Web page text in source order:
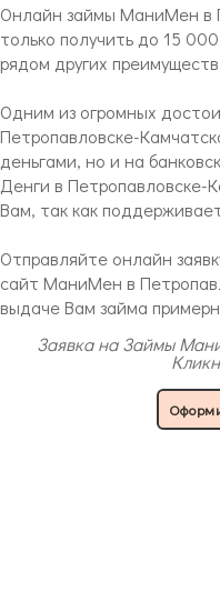
Онлайн займы МаниМен в
только получить до 15
рядом других
Одним из огромных
Петропавловске-
деньгами, но и на
Денги в Петропавловске-
Вам, так как
Отправляйте онлайн
сайт МаниМен в
выдаче Вам займа
Заявка на Займы